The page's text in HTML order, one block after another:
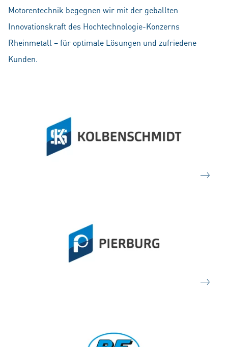
Motorentechnik begegnen wir mit der geballten
Innovationskraft des Hochtechnologie-Konzerns
Rheinmetall – für optimale Lösungen und zufriedene
Kunden.